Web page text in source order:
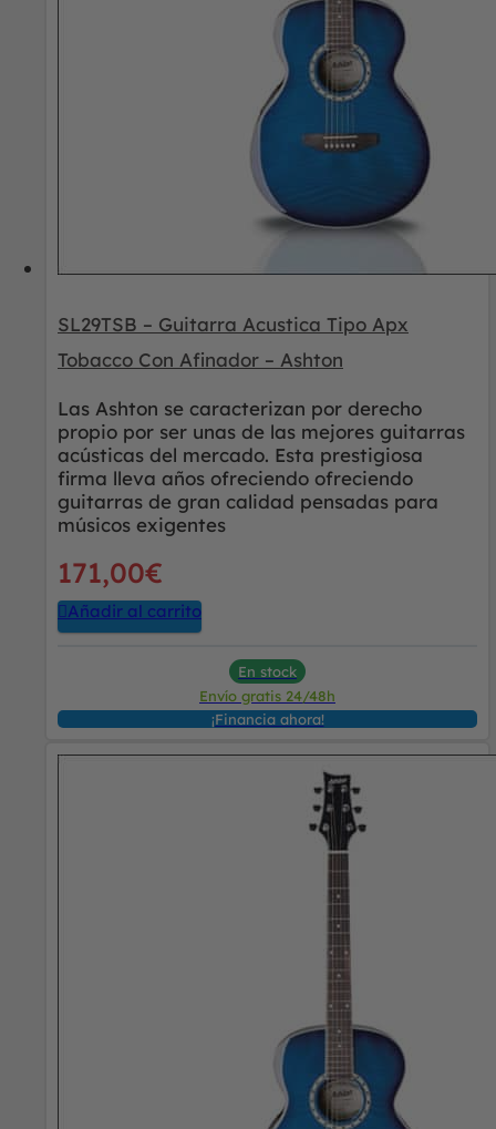
SL29TSB – Guitarra Acustica Tipo Apx
Tobacco Con Afinador – Ashton
Las Ashton se caracterizan por derecho
propio por ser unas de las mejores guitarras
acústicas del mercado. Esta prestigiosa
firma lleva años ofreciendo ofreciendo
guitarras de gran calidad pensadas para
músicos exigentes
171,00€
Añadir al carrito
En stock
Envío gratis 24/48h
¡Financia ahora!